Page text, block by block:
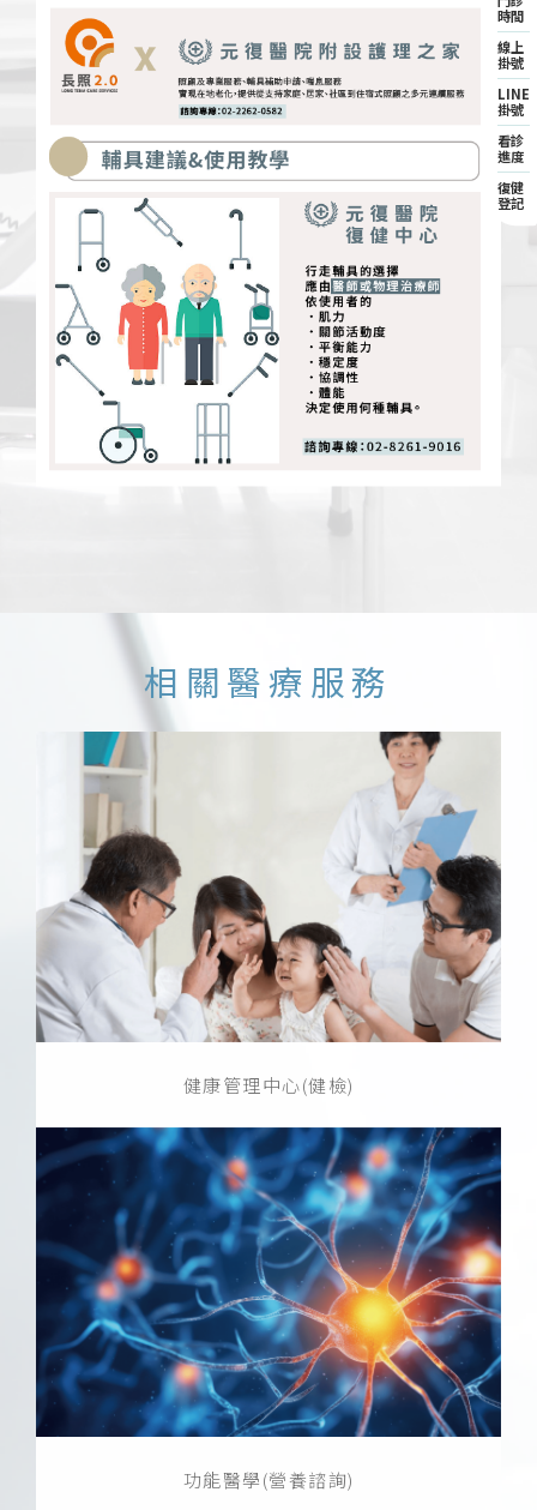
相關醫療服務
健康管理中心(健檢)
功能醫學(營養諮詢)
時間
線上
掛號
LINE
掛號
看診
進度
復健
登記